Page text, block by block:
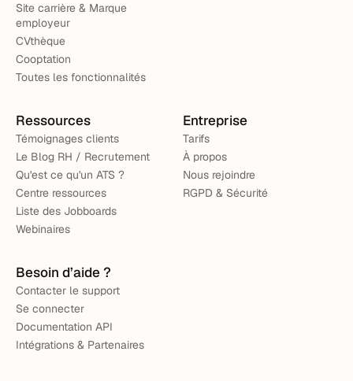
Site carrière & Marque
employeur
CVthèque
Cooptation
Toutes les fonctionnalités
Ressources
Témoignages clients
Le Blog RH / Recrutement
Qu'est ce qu'un ATS ?
Centre ressources
Liste des Jobboards
Webinaires
Entreprise
Tarifs
À propos
Nous rejoindre
RGPD & Sécurité
Besoin d’aide ?
Contacter le support
Se connecter
Documentation API
Intégrations & Partenaires